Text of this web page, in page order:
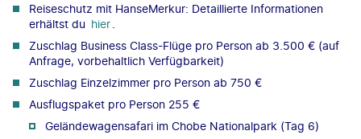
Reiseschutz mit HanseMerkur: Detaillierte Informationen
erhältst du hier
Zuschlag Business Class-Flüge pro Person ab 3.500 € (auf
Anfrage, vorbehaltlich Verfügbarkeit)
Zuschlag Einzelzimmer pro Person ab 750 €
Ausflugspaket pro Person 255 €
Geländewagensafari im Chobe Nationalpark (Tag 6)